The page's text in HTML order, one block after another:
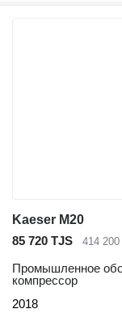
Kaeser M20
85 720 TJS
414 200
Промышленное
компрессор
2018